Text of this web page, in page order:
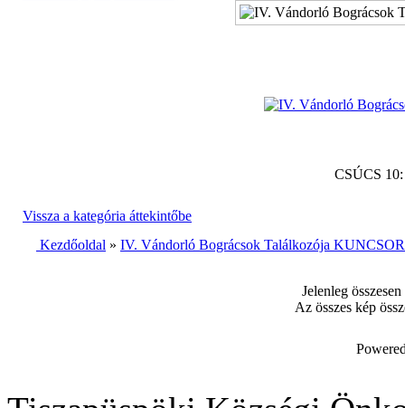
CSÚCS
Vissza a kategória áttekintőbe
Kezdőoldal » IV. Vándorló Bográcsok Találkozója
Jelenleg
Az összes kép